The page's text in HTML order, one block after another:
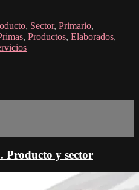
, Sector, Primario,
, Productos, Elaborados,
Producto y sector